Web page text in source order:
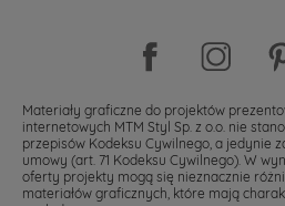
Materiały graficzne do projektów
internetowych MTM Styl Sp. z o.o. nie
przepisów Kodeksu Cywilnego, a jedynie
umowy (art. 71 Kodeksu Cywilnego). W
oferty projekty mogą się nieznacznie
materiałów graficznych, które mają